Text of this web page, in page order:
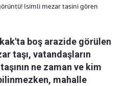
Isimli mezar tasini gören
boş arazide görülen
taşı, vatandaşların
ne zaman ve kim
mahalle